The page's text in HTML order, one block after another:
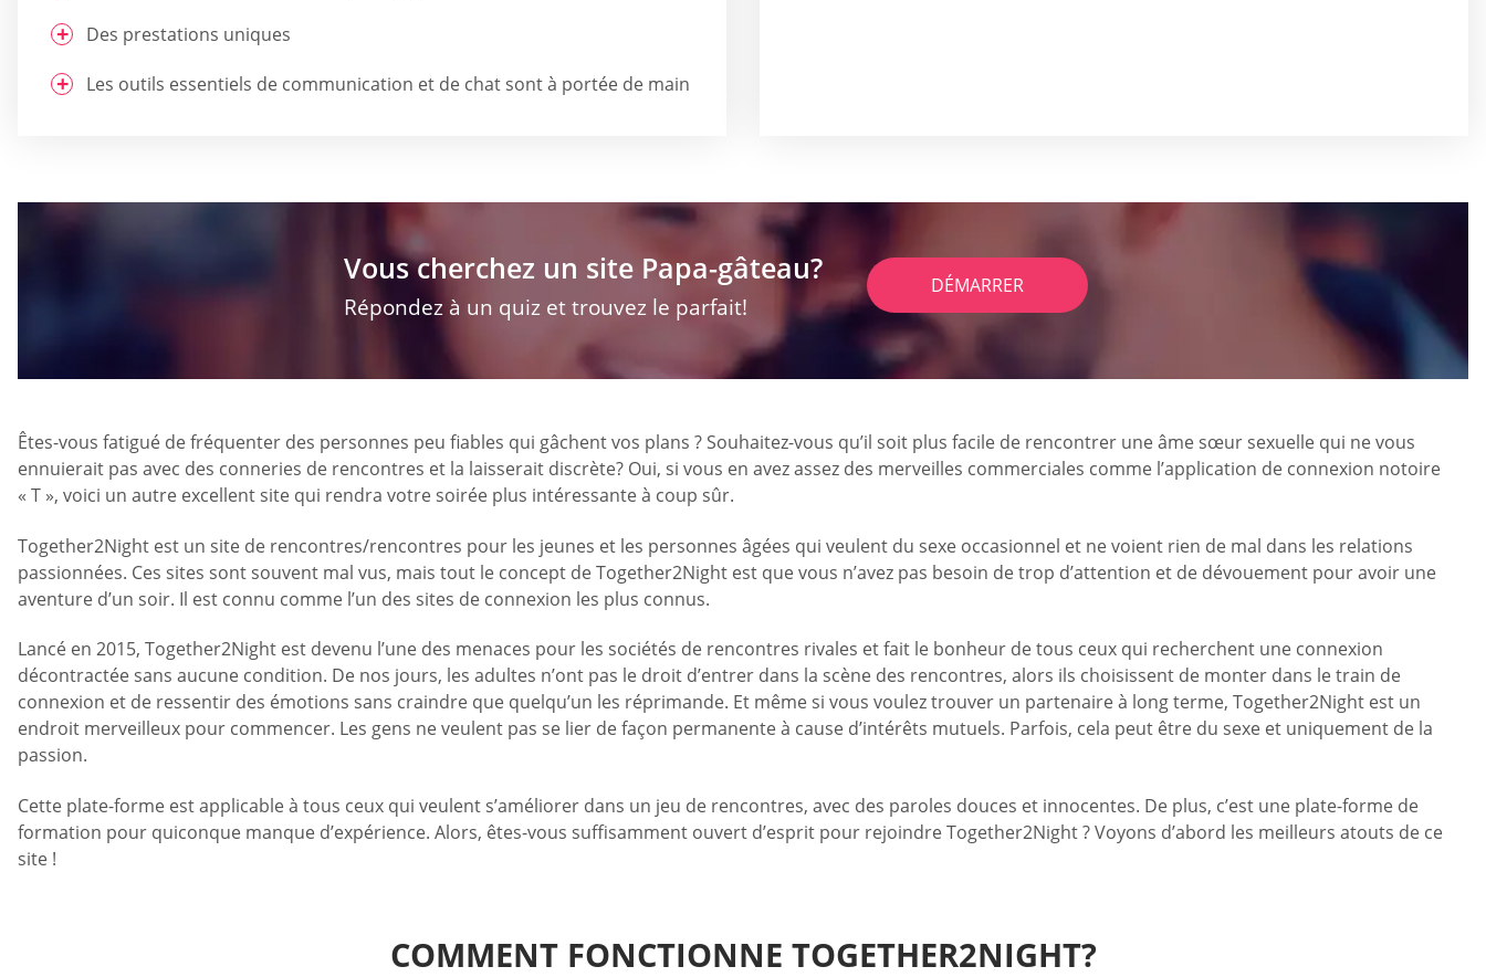
Des prestations uniques
Les outils essentiels de communication et de chat sont à portée de main
Vous cherchez un site Papa-gâteau?
Répondez à un quiz et trouvez le parfait!
DÉMARRER
Êtes-vous fatigué de fréquenter des personnes peu fiables qui gâchent vos plans ? Souhaitez-vous qu’il soit plus facile de rencontrer une âme sœur sexuelle qui ne vous
ennuierait pas avec des conneries de rencontres et la laisserait discrète? Oui, si vous en avez assez des merveilles commerciales comme l’application de connexion notoire
« T », voici un autre excellent site qui rendra votre soirée plus intéressante à coup sûr.
Together2Night est un site de rencontres/rencontres pour les jeunes et les personnes âgées qui veulent du sexe occasionnel et ne voient rien de mal dans les relations
passionnées. Ces sites sont souvent mal vus, mais tout le concept de Together2Night est que vous n’avez pas besoin de trop d’attention et de dévouement pour avoir une
aventure d’un soir. Il est connu comme l’un des sites de connexion les plus connus.
Lancé en 2015, Together2Night est devenu l’une des menaces pour les sociétés de rencontres rivales et fait le bonheur de tous ceux qui recherchent une connexion
décontractée sans aucune condition. De nos jours, les adultes n’ont pas le droit d’entrer dans la scène des rencontres, alors ils choisissent de monter dans le train de
connexion et de ressentir des émotions sans craindre que quelqu’un les réprimande. Et même si vous voulez trouver un partenaire à long terme, Together2Night est un
endroit merveilleux pour commencer. Les gens ne veulent pas se lier de façon permanente à cause d’intérêts mutuels. Parfois, cela peut être du sexe et uniquement de la
passion.
Cette plate-forme est applicable à tous ceux qui veulent s’améliorer dans un jeu de rencontres, avec des paroles douces et innocentes. De plus, c’est une plate-forme de
formation pour quiconque manque d’expérience. Alors, êtes-vous suffisamment ouvert d’esprit pour rejoindre Together2Night ? Voyons d’abord les meilleurs atouts de ce
site !
COMMENT FONCTIONNE TOGETHER2NIGHT?